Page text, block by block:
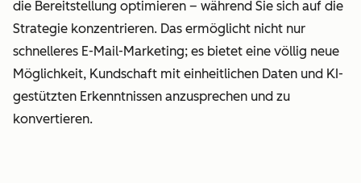
die Bereitstellung optimieren – während Sie sich auf die
Strategie konzentrieren. Das ermöglicht nicht nur
schnelleres E-Mail-Marketing; es bietet eine völlig neue
Möglichkeit, Kundschaft mit einheitlichen Daten und KI-
gestützten Erkenntnissen anzusprechen und zu
konvertieren.